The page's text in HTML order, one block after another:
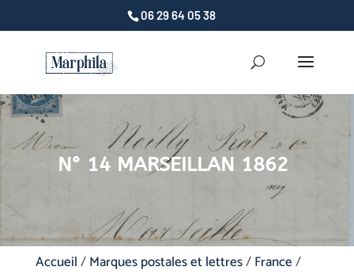
06 29 64 05 38
N° 14 MARSEILLAN 1862
Accueil/Marques postales et lettres/France/